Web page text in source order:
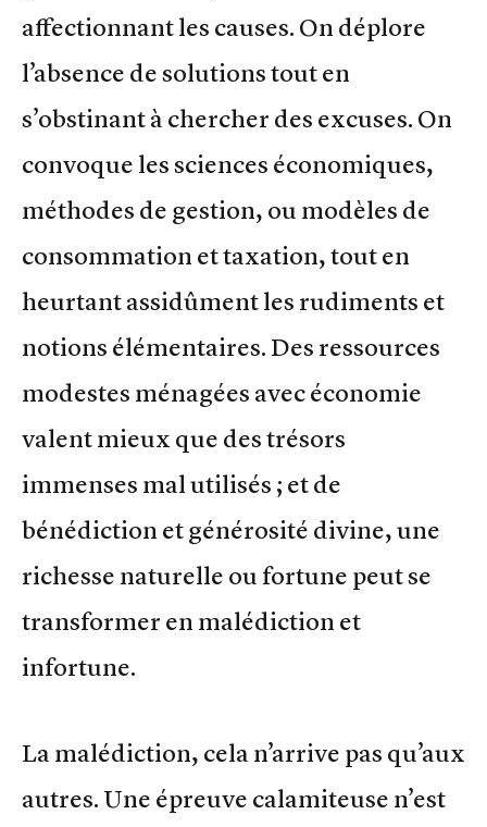
affectionnant les causes. On déplore
l’absence de solutions tout en
s’obstinant à chercher des excuses. On
convoque les sciences économiques,
méthodes de gestion, ou modèles de
consommation et taxation, tout en
heurtant assidûment les rudiments et
notions élémentaires. Des ressources
modestes ménagées avec économie
valent mieux que des trésors
immenses mal utilisés ; et de
bénédiction et générosité divine, une
richesse naturelle ou fortune peut se
transformer en malédiction et
infortune.
La malédiction, cela n’arrive pas qu’aux
autres. Une épreuve calamiteuse n’est